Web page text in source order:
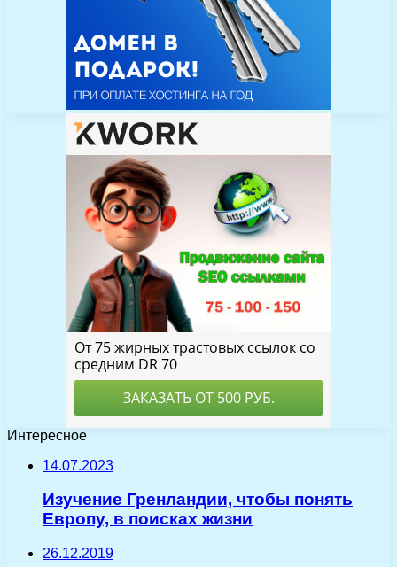
Интересное
14.07.2023
Изучение Гренландии, чтобы понять
Европу, в поисках жизни
26.12.2019